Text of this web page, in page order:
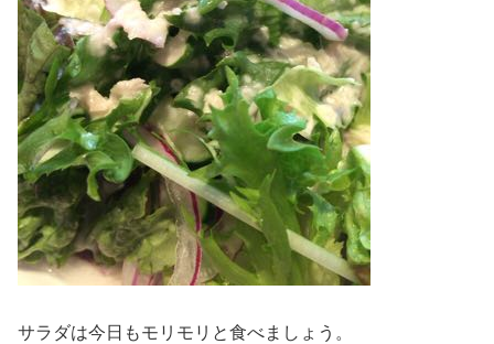
サラダは今日もモリモリと食べましょう。